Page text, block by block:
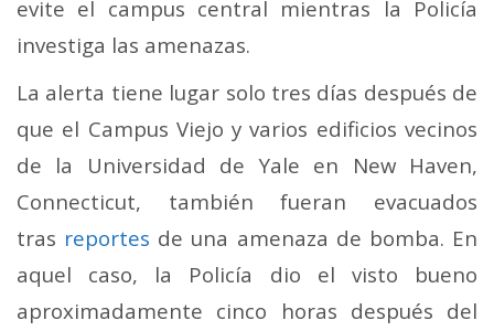
evite el campus central mientras la Policía
investiga las amenazas.
La alerta tiene lugar solo tres días después de
que el Campus Viejo y varios edificios vecinos
de la Universidad de Yale en New Haven,
Connecticut, también fueran evacuados
tras reportes de una amenaza de bomba. En
aquel caso, la Policía dio el visto bueno
aproximadamente cinco horas después del